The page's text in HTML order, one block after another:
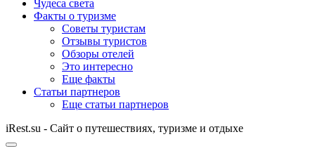
Чудеса света
Факты о туризме
Советы туристам
Отзывы туристов
Обзоры отелей
Это интересно
Еще факты
Статьи партнеров
Еще статьи партнеров
iRest.su - Сайт о путешествиях, туризме и отдыхе